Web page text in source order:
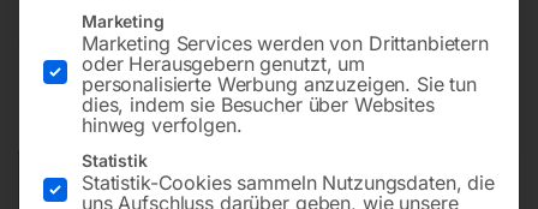
144,00
inkl. MwSt. zzgl.Versandkosten
Lieferzeit:ca. 5 - 10 Werktage
Versandkosten Standard (Österreich):€20,00
Marketing
Marketing Services werden von Drittanbietern
oder Herausgebern genutzt, um
personalisierte Werbung anzuzeigen. Sie tun
dies, indem sie Besucher über Websites
hinweg verfolgen.
Statistik
Statistik-Cookies sammeln Nutzungsdaten, die
uns Aufschluss darüber geben, wie unsere